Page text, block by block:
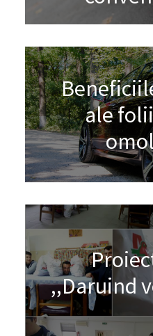
ale
,,Daruind